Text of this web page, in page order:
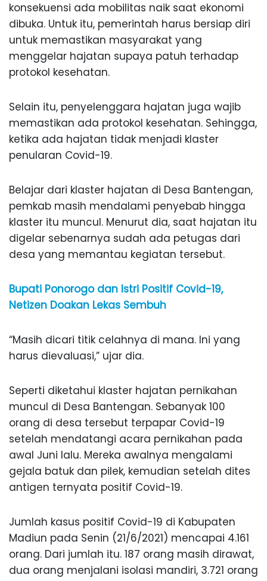
konsekuensi ada mobilitas naik saat ekonomi
dibuka. Untuk itu, pemerintah harus bersiap diri
untuk memastikan masyarakat yang
menggelar hajatan supaya patuh terhadap
protokol kesehatan.
Selain itu, penyelenggara hajatan juga wajib
memastikan ada protokol kesehatan. Sehingga,
ketika ada hajatan tidak menjadi klaster
penularan Covid-19.
Belajar dari klaster hajatan di Desa Bantengan,
pemkab masih mendalami penyebab hingga
klaster itu muncul. Menurut dia, saat hajatan itu
digelar sebenarnya sudah ada petugas dari
desa yang memantau kegiatan tersebut.
Bupati Ponorogo dan Istri Positif Covid-19,
Netizen Doakan Lekas Sembuh
“Masih dicari titik celahnya di mana. Ini yang
harus dievaluasi,” ujar dia.
Seperti diketahui klaster hajatan pernikahan
muncul di Desa Bantengan. Sebanyak 100
orang di desa tersebut terpapar Covid-19
setelah mendatangi acara pernikahan pada
awal Juni lalu. Mereka awalnya mengalami
gejala batuk dan pilek, kemudian setelah dites
antigen ternyata positif Covid-19.
Jumlah kasus positif Covid-19 di Kabupaten
Madiun pada Senin (21/6/2021) mencapai 4.161
orang. Dari jumlah itu. 187 orang masih dirawat,
dua orang menjalani isolasi mandiri, 3.721 orang